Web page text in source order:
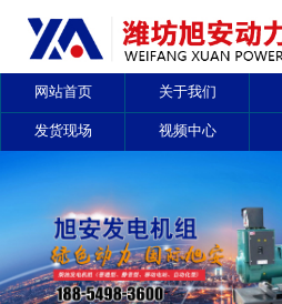
网站首页 关于我们
发货现场 视频中心